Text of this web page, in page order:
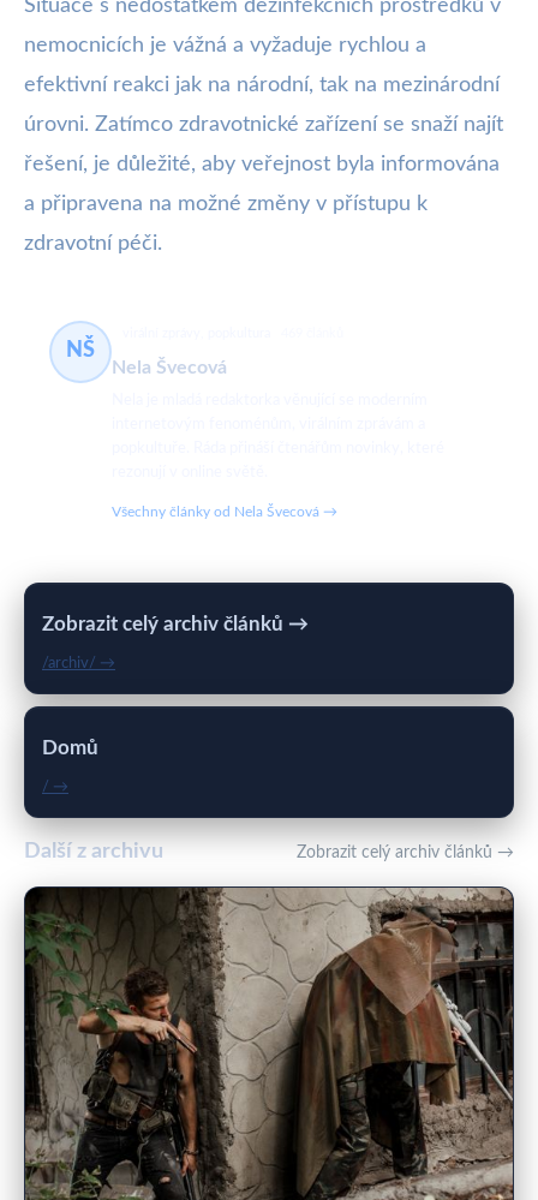
Situace s nedostatkem dezinfekčních prostředků v
nemocnicích je vážná a vyžaduje rychlou a
efektivní reakci jak na národní, tak na mezinárodní
úrovni. Zatímco zdravotnické zařízení se snaží najít
řešení, je důležité, aby veřejnost byla informována
a připravena na možné změny v přístupu k
zdravotní péči.
NŠ
Nela Švecová
Všechny články od Nela Švecová →
Zobrazit celý archiv článků →
/archiv/ →
Domů
/ →
Další z archivu Zobrazit celý archiv článků →